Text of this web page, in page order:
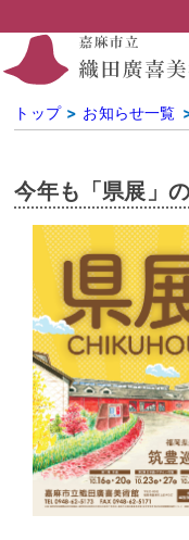
トップ お知らせ一覧
今年も「県展」